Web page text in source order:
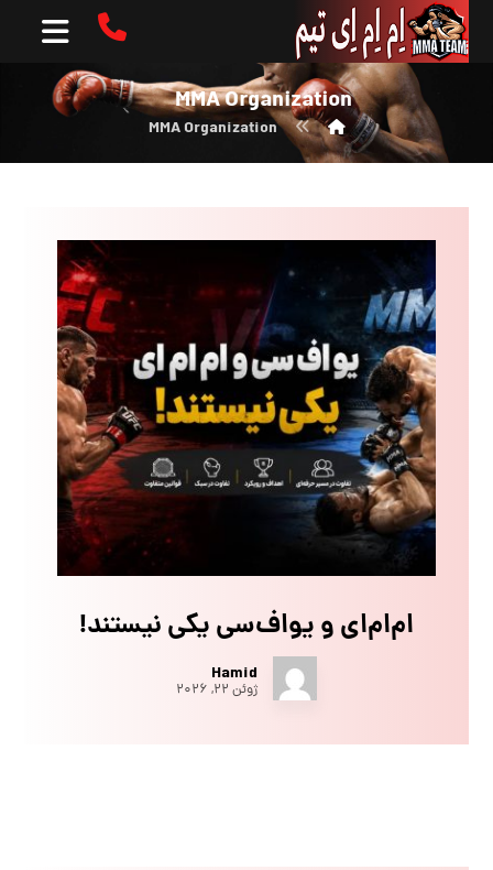
MMA Organization
MMA Organization
ام‌ام‌ای و یو‌اف‌سی یکی نیستند!
Hamid
ژوئن ۲۲, ۲۰۲۶